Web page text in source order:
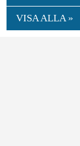
VISA ALLA »